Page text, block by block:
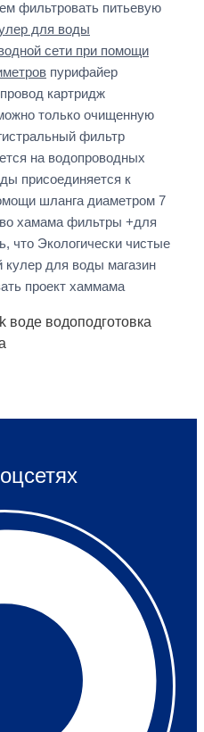
фильтровать питьевую
для воды
сети при помощи
пурифайер
картридж
только очищенную
фильтр
на водопроводных
присоединяется к
шланга диаметром 7
хамама фильтры +для
что Экологически чистые
для воды магазин
проект хаммама
воде водоподготовка